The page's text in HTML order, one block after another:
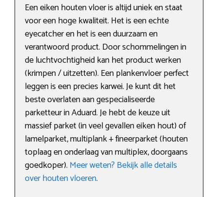
Een eiken houten vloer is altijd uniek en staat
voor een hoge kwaliteit. Het is een echte
eyecatcher en het is een duurzaam en
verantwoord product. Door schommelingen in
de luchtvochtigheid kan het product werken
(krimpen / uitzetten). Een plankenvloer perfect
leggen is een precies karwei. Je kunt dit het
beste overlaten aan gespecialiseerde
parketteur in Aduard. Je hebt de keuze uit
massief parket (in veel gevallen eiken hout) of
lamelparket, multiplank + fineerparket (houten
toplaag en onderlaag van multiplex, doorgaans
goedkoper). Meer weten? Bekijk alle details
over houten vloeren.